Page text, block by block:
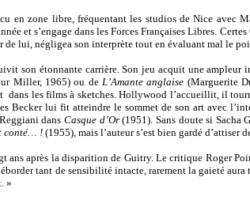
en zone libre, fréquentant les studios de Nice avec
et s’engage dans les Forces Françaises Libres.
lui, négligea son interprète tout en évaluant mal le
son étonnante carrière. Son jeu acquit une ampleur
Miller, 1965) ou de L’Amante anglaise (Marguerite
dans les films à sketches. Hollywood l’accueillit, il
Becker lui fit atteindre le sommet de son art avec
dans Casque d’Or(1951). Sans doute si Sacha
conté… ! (1955), mais l’auteur s’est bien gardé d’attiser
ans après la disparition de Guitry. Le critique Roger
tant de sensibilité intacte, rarement la gaieté
»